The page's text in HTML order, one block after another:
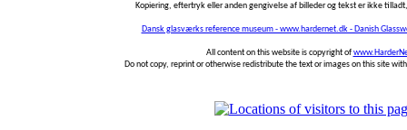
Kopiering, eftertryk eller anden gengivelse af billeder og tekst er ikke
Dansk glasværks reference museum - www.hardernet.dk - Danish
All content on this website is copyright of
Do not copy, reprint or otherwise redistribute the text or images on this site